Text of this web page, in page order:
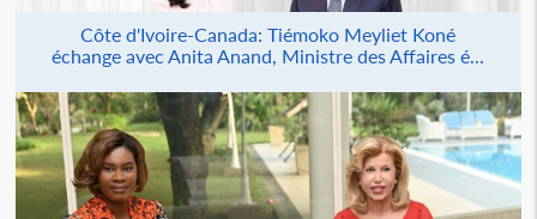
Côte d'Ivoire-Canada: Tiémoko Meyliet Koné
échange avec Anita Anand, Ministre des Affaires é...